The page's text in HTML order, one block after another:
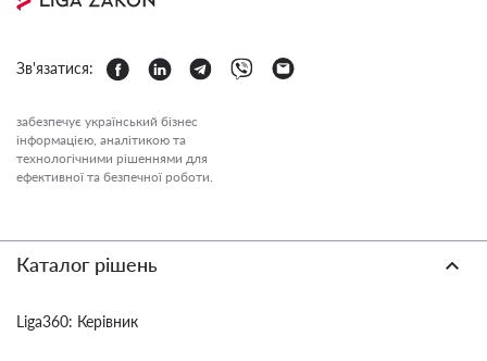
Зв'язатися:
забезпечує український бізнес
інформацією, аналітикою та
технологічними рішеннями для
ефективної та безпечної роботи.
Каталог рішень
Liga360: Керівник